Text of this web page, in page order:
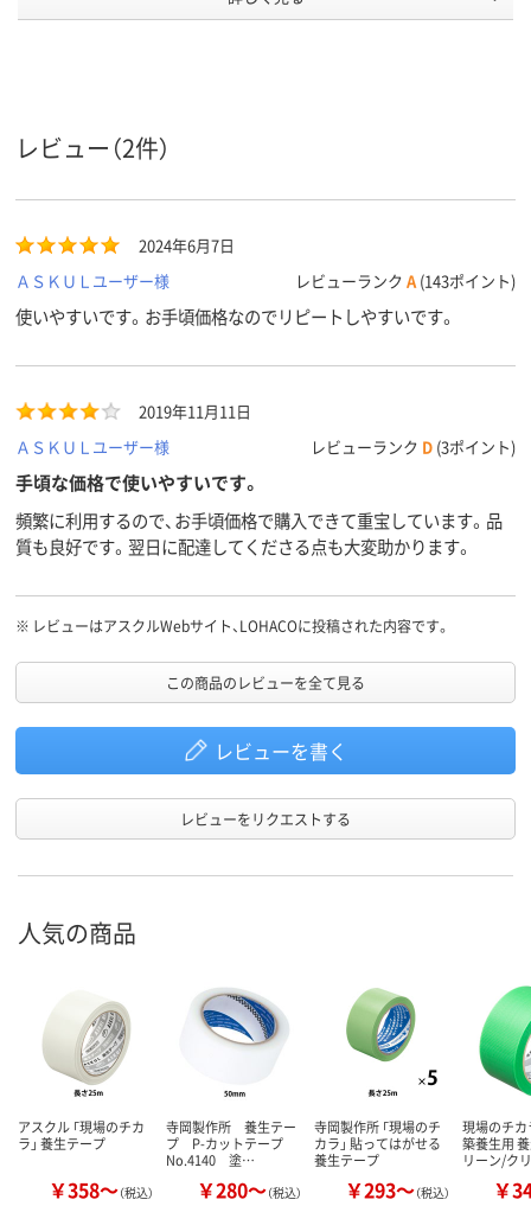
20 10 20
レビュー（2件）
2024年6月7日
ＡＳＫＵＬユーザー様
レビューランク A (143ポイント)
使いやすいです。お手頃価格なのでリピートしやすいです。
2019年11月11日
ＡＳＫＵＬユーザー様
レビューランク D (3ポイント)
手頃な価格で使いやすいです。
頻繁に利用するので、お手頃価格で購入できて重宝しています。品
質も良好です。翌日に配達してくださる点も大変助かります。
※ レビューはアスクルWebサイト、LOHACOに投稿された内容です。
この商品のレビューを全て見る
レビューを書く
レビューをリクエストする
人気の商品
アスクル 「現場のチカ
ラ」 養生テープ
￥358～（税込）
寺岡製作所 養生テー
プ P-カットテープ
No.4140 塗…
￥280～（税込）
寺岡製作所 「現場のチ
カラ」 貼ってはがせる
養生テープ
￥293～（税込）
現場のチカ
築養生用
リーン/ク
￥